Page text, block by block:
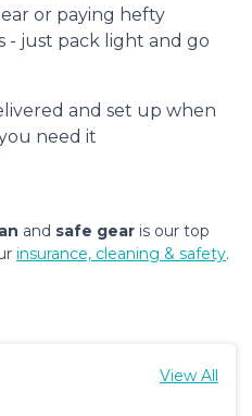
or paying hefty
- just pack light and go
and set up when
need it
and safe gear is our top
insurance, cleaning & safety.
View All